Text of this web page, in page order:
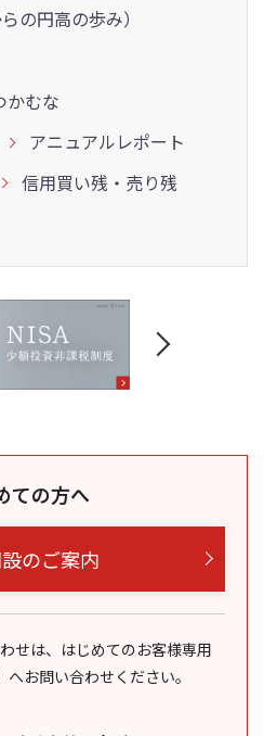
の円高の歩み）
かむな
アニュアルレポート
信用買い残・売り残
ての方へ
のご案内
せは、はじめてのお客様専用
へお問い合わせください。